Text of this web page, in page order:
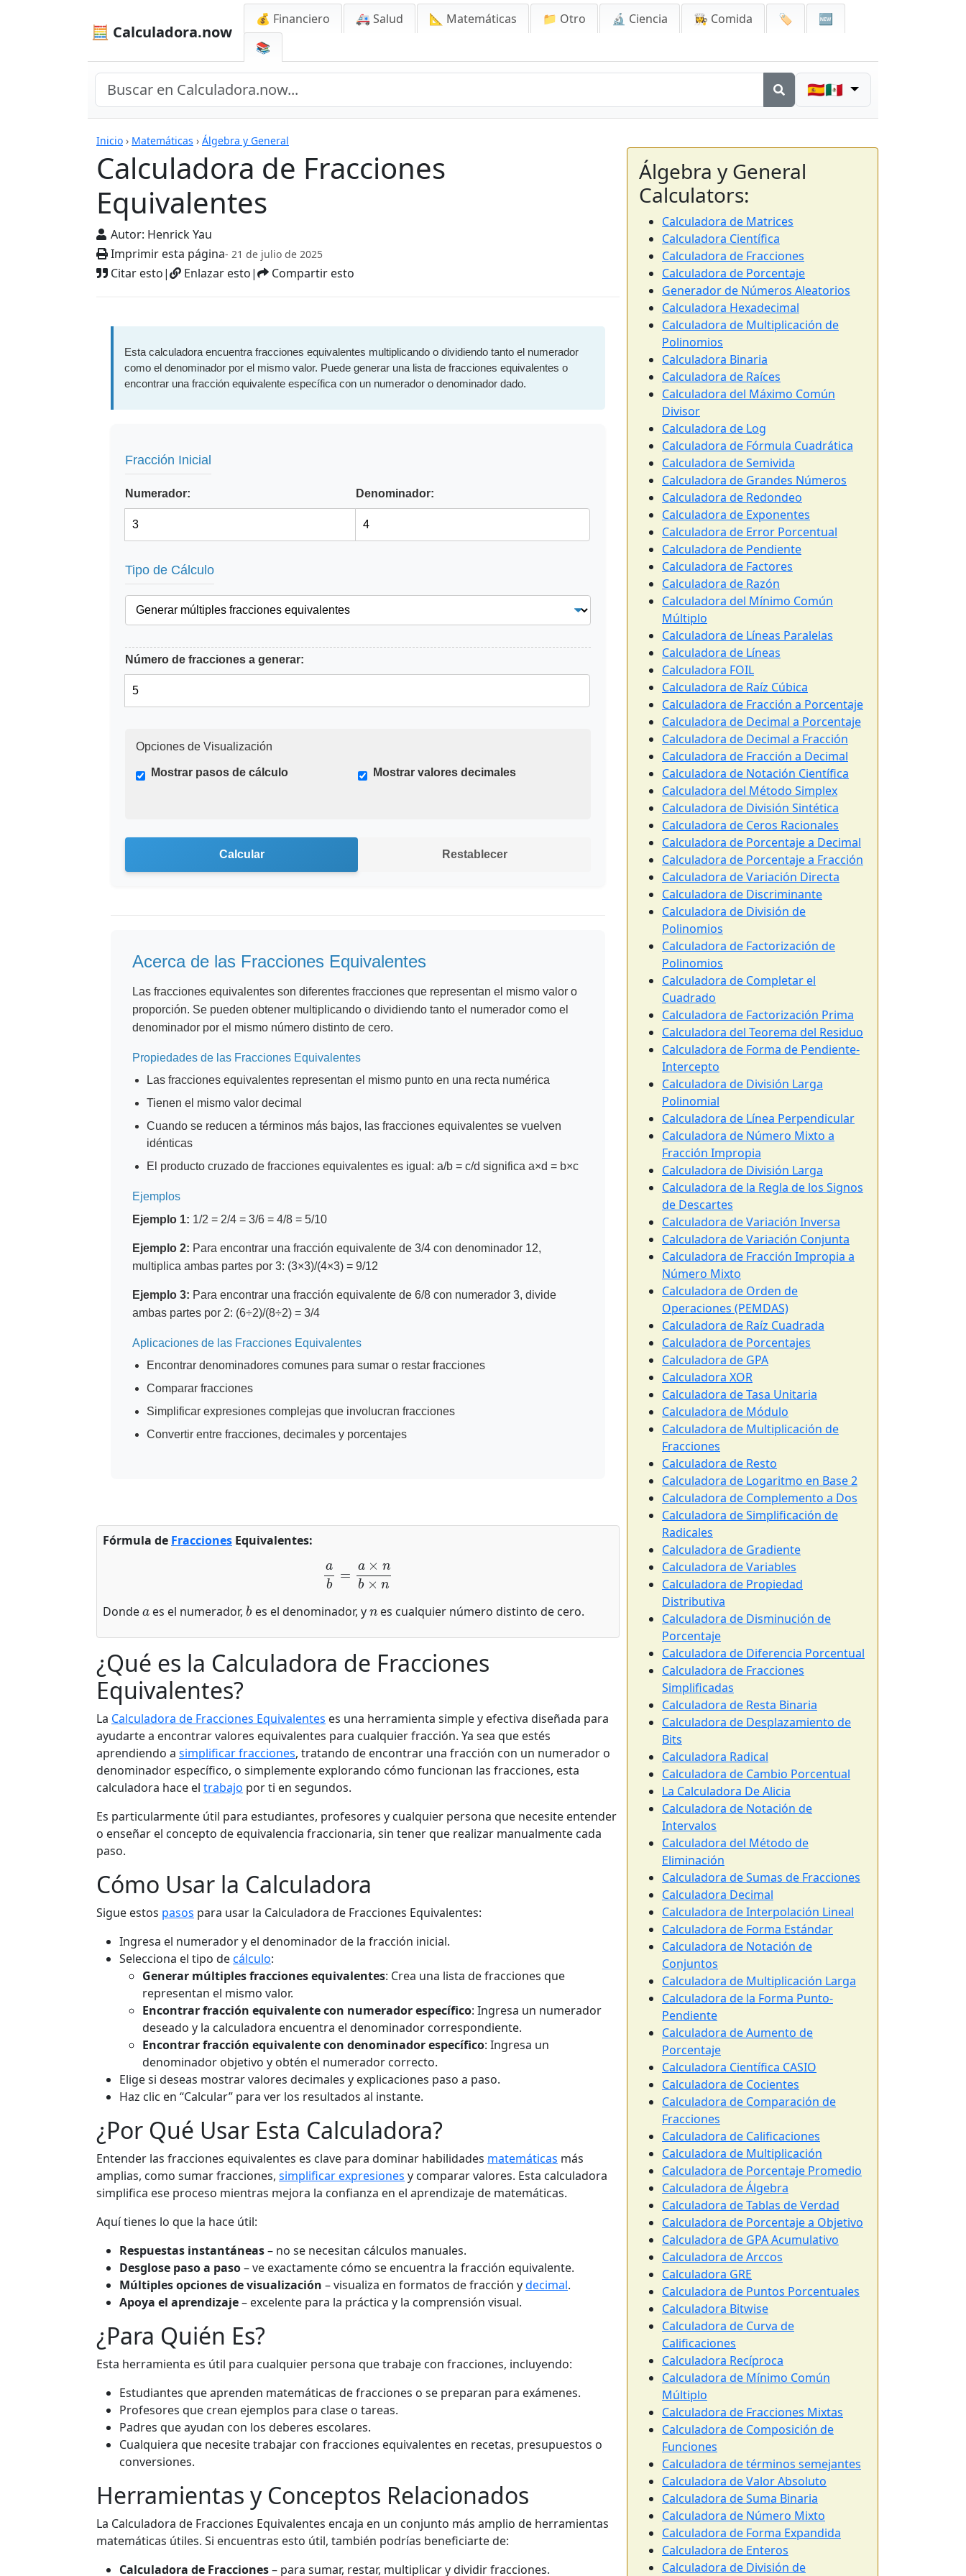
🧮 Calculadora.now
💰 Financiero 🚑 Salud 📐 Matemáticas 📁 Otro 🔬 Ciencia 👩‍🍳 Comida 🏷️
🆕
📚
🇪🇸🇲🇽
Inicio › Matemáticas › Álgebra y General
Calculadora de Fracciones
Equivalentes
Autor: Henrick Yau
Imprimir esta página- 21 de julio de 2025
Citar esto| Enlazar esto| Compartir esto
Calculadora de Fracciones Equivalentes
Esta calculadora encuentra fracciones equivalentes multiplicando o dividiendo tanto el numerador
como el denominador por el mismo valor. Puede generar una lista de fracciones equivalentes o
encontrar una fracción equivalente específica con un numerador o denominador dado.
Fracción Inicial
Numerador: Denominador:
Tipo de Cálculo
Número de fracciones a generar:
Opciones de Visualización
Mostrar pasos de cálculo Mostrar valores decimales
Calcular Restablecer
Acerca de las Fracciones Equivalentes
Las fracciones equivalentes son diferentes fracciones que representan el mismo valor o
proporción. Se pueden obtener multiplicando o dividiendo tanto el numerador como el
denominador por el mismo número distinto de cero.
Propiedades de las Fracciones Equivalentes
Las fracciones equivalentes representan el mismo punto en una recta numérica
Tienen el mismo valor decimal
Cuando se reducen a términos más bajos, las fracciones equivalentes se vuelven
idénticas
El producto cruzado de fracciones equivalentes es igual: a/b = c/d significa a×d = b×c
Ejemplos
Ejemplo 1: 1/2 = 2/4 = 3/6 = 4/8 = 5/10
Ejemplo 2: Para encontrar una fracción equivalente de 3/4 con denominador 12,
multiplica ambas partes por 3: (3×3)/(4×3) = 9/12
Ejemplo 3: Para encontrar una fracción equivalente de 6/8 con numerador 3, divide
ambas partes por 2: (6÷2)/(8÷2) = 3/4
Aplicaciones de las Fracciones Equivalentes
Encontrar denominadores comunes para sumar o restar fracciones
Comparar fracciones
Simplificar expresiones complejas que involucran fracciones
Convertir entre fracciones, decimales y porcentajes
Fórmula de Fracciones Equivalentes:
ab ×n b ×n
Donde es el numerador,
b
es el denominador, y es cualquier número distinto de cero.
¿Qué es la Calculadora de Fracciones
Equivalentes?
La Calculadora de Fracciones Equivalentes es una herramienta simple y efectiva diseñada para
ayudarte a encontrar valores equivalentes para cualquier fracción. Ya sea que estés
aprendiendo a simplificar fracciones, tratando de encontrar una fracción con un numerador o
denominador específico, o simplemente explorando cómo funcionan las fracciones, esta
calculadora hace el trabajo por ti en segundos.
Es particularmente útil para estudiantes, profesores y cualquier persona que necesite entender
o enseñar el concepto de equivalencia fraccionaria, sin tener que realizar manualmente cada
paso.
Cómo Usar la Calculadora
Sigue estos pasos para usar la Calculadora de Fracciones Equivalentes:
Ingresa el numerador y el denominador de la fracción inicial.
Selecciona el tipo decálculo:
Generar múltiples fracciones equivalentes: Crea una lista de fracciones que
representan el mismo valor.
Encontrar fracción equivalente con numerador específico: Ingresa un numerador
deseado y la calculadora encuentra el denominador correspondiente.
Encontrar fracción equivalente con denominador específico: Ingresa un
denominador objetivo y obtén el numerador correcto.
Elige si deseas mostrar valores decimales y explicaciones paso a paso.
Haz clic en “Calcular” para ver los resultados al instante.
¿Por Qué Usar Esta Calculadora?
Entender las fracciones equivalentes es clave para dominar habilidades matemáticas más
amplias, como sumar fracciones, simplificar expresiones y comparar valores. Esta calculadora
simplifica ese proceso mientras mejora la confianza en el aprendizaje de matemáticas.
Aquí tienes lo que la hace útil:
Respuestas instantáneas– no se necesitan cálculos manuales.
Desglose paso a paso– ve exactamente cómo se encuentra la fracción equivalente.
Múltiples opciones de visualización – visualiza en formatos de fracción ydecimal.
Apoya el aprendizaje– excelente para la práctica y la comprensión visual.
¿Para Quién Es?
Esta herramienta es útil para cualquier persona que trabaje con fracciones, incluyendo:
Estudiantes que aprenden matemáticas de fracciones o se preparan para exámenes.
Profesores que crean ejemplos para clase o tareas.
Padres que ayudan con los deberes escolares.
Cualquiera que necesite trabajar con fracciones equivalentes en recetas, presupuestos o
conversiones.
Herramientas y Conceptos Relacionados
La Calculadora de Fracciones Equivalentes encaja en un conjunto más amplio de herramientas
matemáticas útiles. Si encuentras esto útil, también podrías beneficiarte de:
Calculadora de Fracciones– para sumar, restar, multiplicar y dividir fracciones.
Álgebra y General
Calculators:
Calculadora de Matrices
Calculadora Científica
Calculadora de Fracciones
Calculadora de Porcentaje
Generador de Números Aleatorios
Calculadora Hexadecimal
Calculadora de Multiplicación de
Polinomios
Calculadora Binaria
Calculadora de Raíces
Calculadora del Máximo Común
Divisor
Calculadora de Log
Calculadora de Fórmula Cuadrática
Calculadora de Semivida
Calculadora de Grandes Números
Calculadora de Redondeo
Calculadora de Exponentes
Calculadora de Error Porcentual
Calculadora de Pendiente
Calculadora de Factores
Calculadora de Razón
Calculadora del Mínimo Común
Múltiplo
Calculadora de Líneas Paralelas
Calculadora de Líneas
Calculadora FOIL
Calculadora de Raíz Cúbica
Calculadora de Fracción a Porcentaje
Calculadora de Decimal a Porcentaje
Calculadora de Decimal a Fracción
Calculadora de Fracción a Decimal
Calculadora de Notación Científica
Calculadora del Método Simplex
Calculadora de División Sintética
Calculadora de Ceros Racionales
Calculadora de Porcentaje a Decimal
Calculadora de Porcentaje a Fracción
Calculadora de Variación Directa
Calculadora de Discriminante
Calculadora de División de
Polinomios
Calculadora de Factorización de
Polinomios
Calculadora de Completar el
Cuadrado
Calculadora de Factorización Prima
Calculadora del Teorema del Residuo
Calculadora de Forma de Pendiente-
Intercepto
Calculadora de División Larga
Polinomial
Calculadora de Línea Perpendicular
Calculadora de Número Mixto a
Fracción Impropia
Calculadora de División Larga
Calculadora de la Regla de los Signos
de Descartes
Calculadora de Variación Inversa
Calculadora de Variación Conjunta
Calculadora de Fracción Impropia a
Número Mixto
Calculadora de Orden de
Operaciones (PEMDAS)
Calculadora de Raíz Cuadrada
Calculadora de Porcentajes
Calculadora de GPA
Calculadora XOR
Calculadora de Tasa Unitaria
Calculadora de Módulo
Calculadora de Multiplicación de
Fracciones
Calculadora de Resto
Calculadora de Logaritmo en Base 2
Calculadora de Complemento a Dos
Calculadora de Simplificación de
Radicales
Calculadora de Gradiente
Calculadora de Variables
Calculadora de Propiedad
Distributiva
Calculadora de Disminución de
Porcentaje
Calculadora de Diferencia Porcentual
Calculadora de Fracciones
Simplificadas
Calculadora de Resta Binaria
Calculadora de Desplazamiento de
Bits
Calculadora Radical
Calculadora de Cambio Porcentual
La Calculadora De Alicia
Calculadora de Notación de
Intervalos
Calculadora del Método de
Eliminación
Calculadora de Sumas de Fracciones
Calculadora Decimal
Calculadora de Interpolación Lineal
Calculadora de Forma Estándar
Calculadora de Notación de
Conjuntos
Calculadora de Multiplicación Larga
Calculadora de la Forma Punto-
Pendiente
Calculadora de Aumento de
Porcentaje
Calculadora Científica CASIO
Calculadora de Cocientes
Calculadora de Comparación de
Fracciones
Calculadora de Calificaciones
Calculadora de Multiplicación
Calculadora de Porcentaje Promedio
Calculadora de Álgebra
Calculadora de Tablas de Verdad
Calculadora de Porcentaje a Objetivo
Calculadora de GPA Acumulativo
Calculadora de Arccos
Calculadora GRE
Calculadora de Puntos Porcentuales
Calculadora Bitwise
Calculadora de Curva de
Calificaciones
Calculadora Recíproca
Calculadora de Mínimo Común
Múltiplo
Calculadora de Fracciones Mixtas
Calculadora de Composición de
Funciones
Calculadora de términos semejantes
Calculadora de Valor Absoluto
Calculadora de Suma Binaria
Calculadora de Número Mixto
Calculadora de Forma Expandida
Calculadora de Enteros
Calculadora de División de